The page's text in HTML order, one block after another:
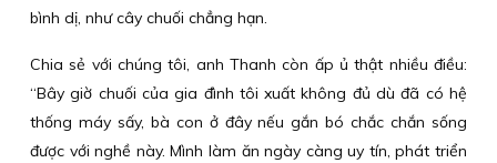
bình dị, như cây chuối chẳng hạn.
Chia sẻ với chúng tôi, anh Thanh còn ấp ủ thật nhiều điều:
“Bây giờ chuối của gia đình tôi xuất không đủ dù đã có hệ
thống máy sấy, bà con ở đây nếu gắn bó chắc chắn sống
được với nghề này. Mình làm ăn ngày càng uy tín, phát triển